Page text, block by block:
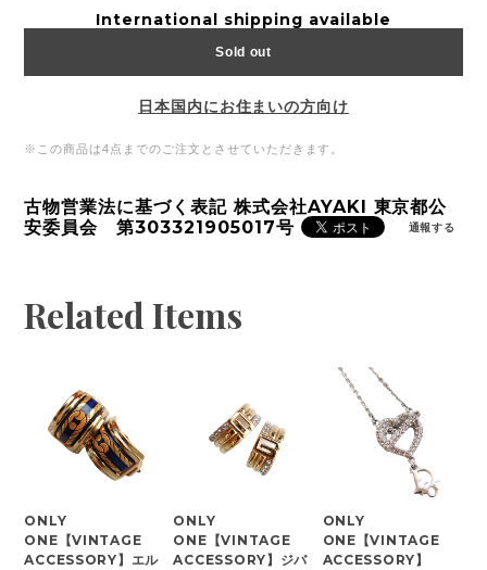
International shipping available
Sold out
日本国内にお住まいの方向け
※この商品は4点までのご注文とさせていただきます。
古物営業法に基づく表記 株式会社AYAKI 東京都公
安委員会 第303321905017号
通報する
Related Items
ONLY
ONE【VINTAGE
ACCESSORY】エル
ONLY
ONE【VINTAGE
ACCESSORY】ジバ
ONLY
ONE【VINTAGE
ACCESSORY】